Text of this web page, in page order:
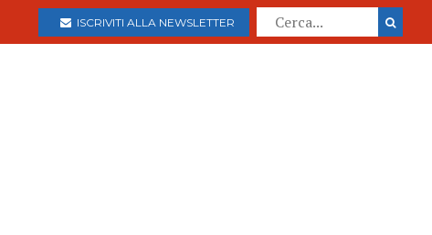
ISCRIVITI ALLA NEWSLETTER